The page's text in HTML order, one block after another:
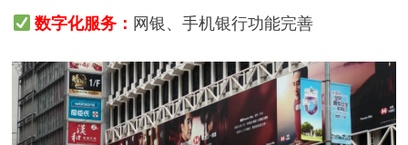
数字化服务： 网银、手机银行功能完善